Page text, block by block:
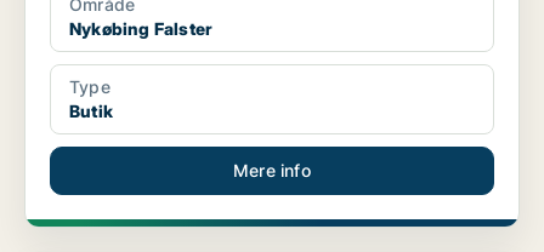
Område
Nykøbing Falster
Type
Butik
Mere info